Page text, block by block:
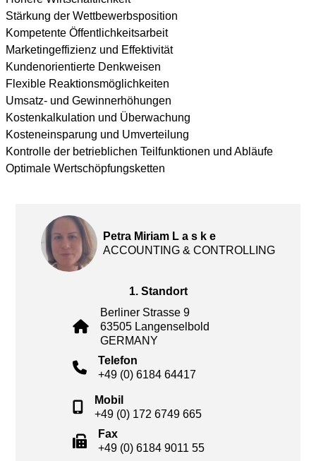
Stärkung der Wettbewerbsposition
Kompetente Öffentlichkeitsarbeit
Marketingeffizienz und Effektivität
Kundenorientierte Denkweisen
Flexible Reaktionsmöglichkeiten
Umsatz- und Gewinnerhöhungen
Kostenkalkulation und Überwachung
Kosteneinsparung und Umverteilung
Kontrolle der betrieblichen Teilfunktionen und Abläufe
Optimale Wertschöpfungsketten
Petra Miriam L a s k e
ACCOUNTING & CONTROLLING
1. Standort
Berliner Strasse 9
63505 Langenselbold
GERMANY
Telefon
+49 (0) 6184 64417
Mobil
+49 (0) 172 6749 665
Fax
+49 (0) 6184 9011 55